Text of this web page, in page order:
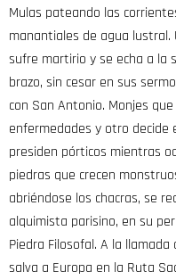
Mulas pateando las
manantiales de agua
sufre martirio y se echa a la
brazo, sin cesar en sus
con San Antonio. Monjes
enfermedades y otro decide
presiden pórticos mientras
piedras que crecen
abriéndose los chacras, se
alquimista parisino, en su
Piedra Filosofal. A la
salva a Europa en la Ruta